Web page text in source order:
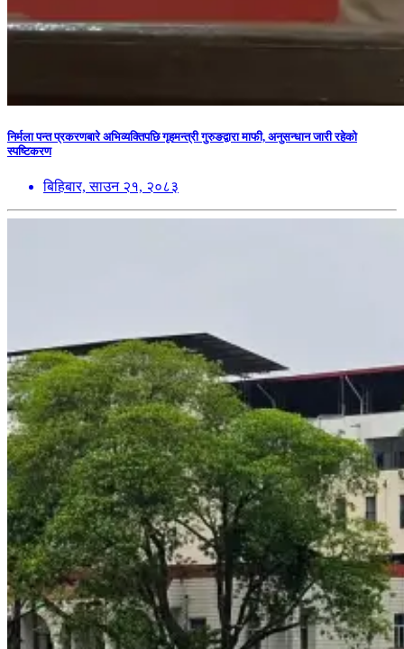
निर्मला पन्त प्रकरणबारे अभिव्यक्तिपछि गृहमन्त्री गुरुङद्वारा माफी, अनुसन्धान जारी रहेको
स्पष्टिकरण
बिहिबार, साउन २१, २०८३